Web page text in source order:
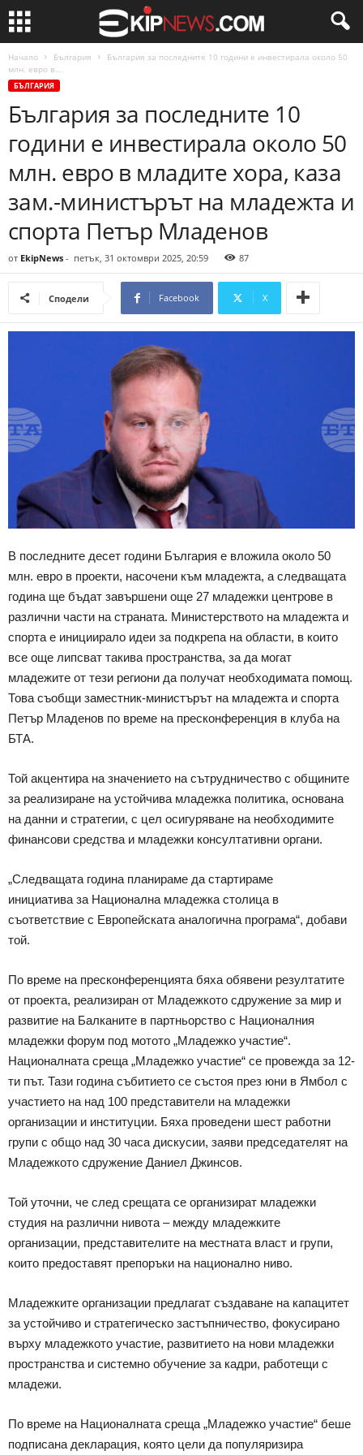
Начало България
България за последните 10 години е инвестирала около 50
млн. евро в...
БЪЛГАРИЯ
България за последните 10
години е инвестирала около 50
млн. евро в младите хора, каза
зам.-министърът на младежта и
спорта Петър Младенов
от EkipNews - петък, 31 октомври 2025, 20:59 87
Сподели Facebook X
В последните десет години България е вложила около 50
млн. евро в проекти, насочени към младежта, а следващата
година ще бъдат завършени още 27 младежки центрове в
различни части на страната. Министерството на младежта и
спорта е инициирало идеи за подкрепа на области, в които
все още липсват такива пространства, за да могат
младежите от тези региони да получат необходимата помощ.
Това съобщи заместник-министърът на младежта и спорта
Петър Младенов по време на пресконференция в клуба на
БТА.
Той акцентира на значението на сътрудничество с общините
за реализиране на устойчива младежка политика, основана
на данни и стратегии, с цел осигуряване на необходимите
финансови средства и младежки консултативни органи.
„Следващата година планираме да стартираме
инициатива за Национална младежка столица в
съответствие с Европейската аналогична програма“, добави
той.
По време на пресконференцията бяха обявени резултатите
от проекта, реализиран от Младежкото сдружение за мир и
развитие на Балканите в партньорство с Националния
младежки форум под мотото „Младежко участие“.
Националната среща „Младежко участие“ се провежда за 12-
ти път. Тази година събитието се състоя през юни в Ямбол с
участието на над 100 представители на младежки
организации и институции. Бяха проведени шест работни
групи с общо над 30 часа дискусии, заяви председателят на
Младежкото сдружение Даниел Джинсов.
Той уточни, че след срещата се организират младежки
студия на различни нивота – между младежките
организации, представителите на местната власт и групи,
които предоставят препоръки на национално ниво.
Младежките организации предлагат създаване на капацитет
за устойчиво и стратегическо застъпничество, фокусирано
върху младежкото участие, развитието на нови младежки
пространства и системно обучение за кадри, работещи с
младежи.
По време на Националната среща „Младежко участие“ беше
подписана декларация, която цели да популяризира